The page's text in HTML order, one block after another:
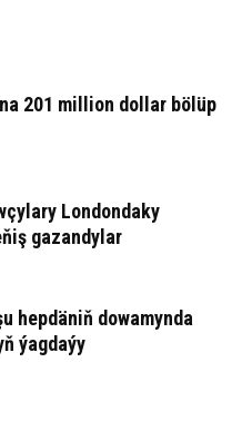
201 million dollar bölüp
Londondaky
gazandylar
hepdäniň dowamynda
ýagdaýy